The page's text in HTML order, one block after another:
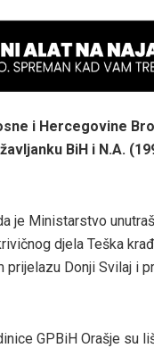
i Hercegovine
BiH i N.A.
je Ministarstvo
djela Teška
prijelazu Donji Svilaj i
GPBiH Orašje su